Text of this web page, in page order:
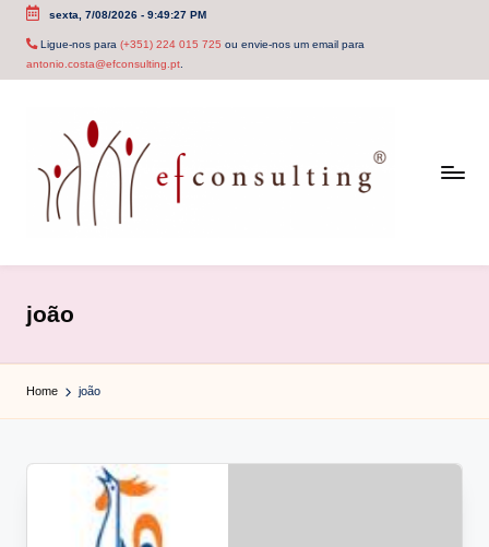
Skip
sexta, 7/08/2026- 9:49:27 PM
Ligue-nos para (+351) 224 015 725 ou envie-nos um email para
antonio.costa@efconsulting.pt.
c
o
n
u
joão
Home joão